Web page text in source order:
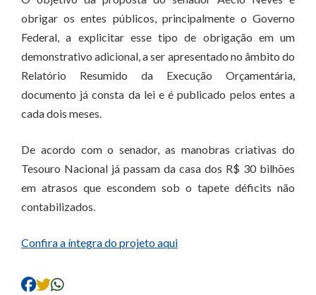
obrigar os entes públicos, principalmente o Governo
Federal, a explicitar esse tipo de obrigação em um
demonstrativo adicional, a ser apresentado no âmbito do
Relatório Resumido da Execução Orçamentária,
documento já consta da lei e é publicado pelos entes a
cada dois meses.
De acordo com o senador, as manobras criativas do
Tesouro Nacional já passam da casa dos R$ 30 bilhões
em atrasos que escondem sob o tapete déficits não
contabilizados.
Confira a íntegra do projeto aqui